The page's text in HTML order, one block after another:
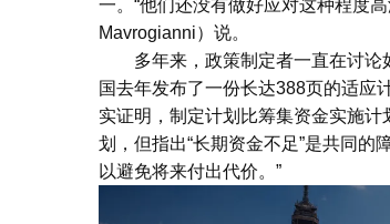
一。“他们还没有做好应对这种程度
Mavrogianni）说。
多年来，政策制定者一直在讨
国去年发布了一份长达388页的适应
实证明，制定计划比筹集资金实施
划，但指出“长期资金不足”是共同的
以避免将来付出代价。”